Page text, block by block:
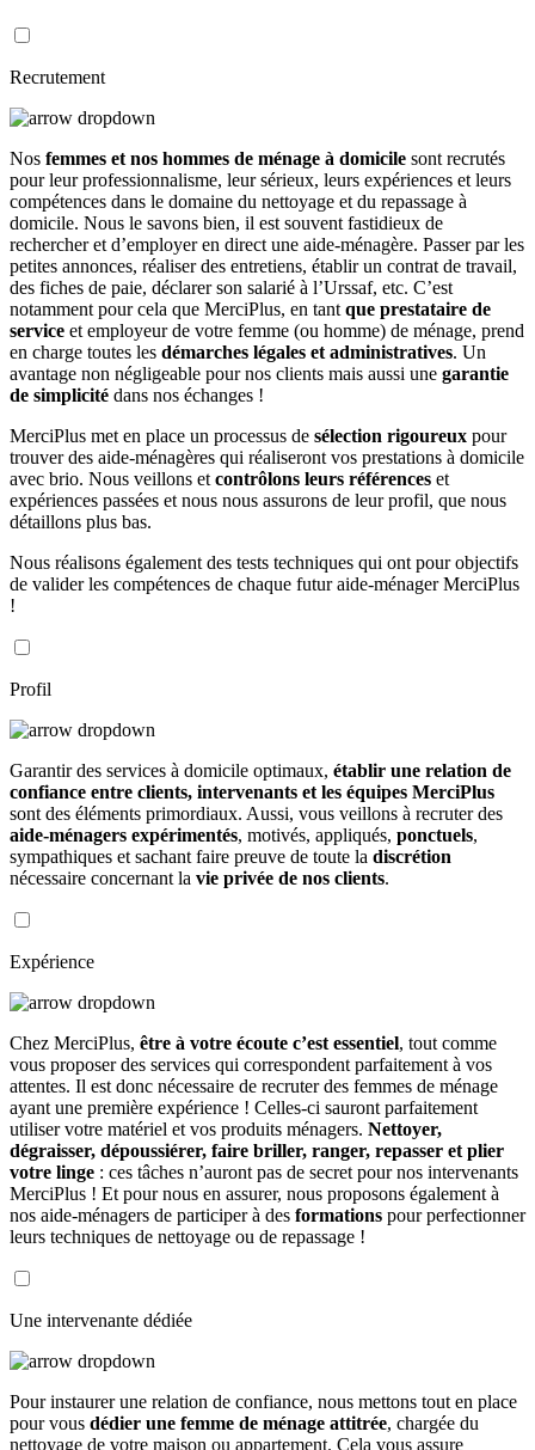
Recrutement
Nos femmes et nos hommes de ménage à domicile sont recrutés
pour leur professionnalisme, leur sérieux, leurs expériences et leurs
compétences dans le domaine du nettoyage et du repassage à
domicile. Nous le savons bien, il est souvent fastidieux de
rechercher et d’employer en direct une aide-ménagère. Passer par les
petites annonces, réaliser des entretiens, établir un contrat de travail,
des fiches de paie, déclarer son salarié à l’Urssaf, etc. C’est
notamment pour cela que MerciPlus, en tant que prestataire de
service et employeur de votre femme (ou homme) de ménage, prend
en charge toutes les démarches légales et administratives. Un
avantage non négligeable pour nos clients mais aussi une garantie
de simplicité dans nos échanges !
MerciPlus met en place un processus de sélection rigoureux pour
trouver des aide-ménagères qui réaliseront vos prestations à domicile
avec brio. Nous veillons et contrôlons leurs références et
expériences passées et nous nous assurons de leur profil, que nous
détaillons plus bas.
Nous réalisons également des tests techniques qui ont pour objectifs
de valider les compétences de chaque futur aide-ménager MerciPlus
!
Profil
Garantir des services à domicile optimaux, établir une relation de
confiance entre clients, intervenants et les équipes MerciPlus
sont des éléments primordiaux. Aussi, vous veillons à recruter des
aide-ménagers expérimentés, motivés, appliqués, ponctuels,
sympathiques et sachant faire preuve de toute la discrétion
nécessaire concernant la vie privée de nos clients.
Expérience
Chez MerciPlus, être à votre écoute c’est essentiel, tout comme
vous proposer des services qui correspondent parfaitement à vos
attentes. Il est donc nécessaire de recruter des femmes de ménage
ayant une première expérience ! Celles-ci sauront parfaitement
utiliser votre matériel et vos produits ménagers. Nettoyer,
dégraisser, dépoussiérer, faire briller, ranger, repasser et plier
votre linge : ces tâches n’auront pas de secret pour nos intervenants
MerciPlus ! Et pour nous en assurer, nous proposons également à
nos aide-ménagers de participer à des formations pour perfectionner
leurs techniques de nettoyage ou de repassage !
Une intervenante dédiée
Pour instaurer une relation de confiance, nous mettons tout en place
pour vous dédier une femme de ménage attitrée, chargée du
nettoyage de votre maison ou appartement. Cela vous assure